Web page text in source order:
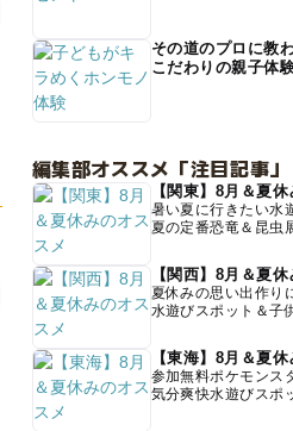
その道のプロに教
こだわりの親子体
編集部オススメ「注目記事」
【関東】8月＆夏
暑い夏に行きたい水
夏の定番恐竜＆昆虫
【関西】8月＆夏
夏休みの思い出作り
水遊びスポット＆子
【東海】8月＆夏
参加無料ポケモンス
気分爽快水遊びスポ